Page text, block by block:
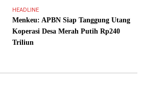
HEADLINE
Menkeu: APBN Siap Tanggung Utang
Koperasi Desa Merah Putih Rp240
Triliun